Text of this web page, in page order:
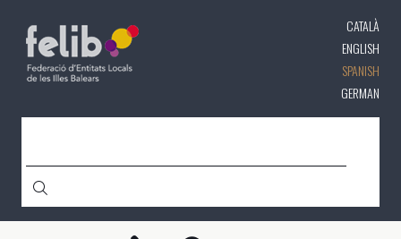
contenido
principal
CATALÀ
ENGLISH
SPANISH
GERMAN